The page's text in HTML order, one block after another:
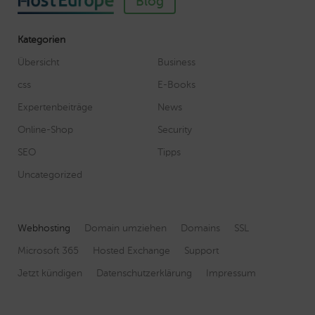
Kategorien
Übersicht
Business
css
E-Books
Expertenbeiträge
News
Online-Shop
Security
SEO
Tipps
Uncategorized
Webhosting Domain umziehen Domains
SSL
Microsoft 365
Hosted Exchange
Support
Jetzt kündigen
Datenschutzerklärung Impressum